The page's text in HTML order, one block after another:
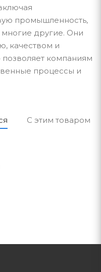
промышленность,
другие. Они
качеством и
позволяет компаниям
процессы и
С этим товаром